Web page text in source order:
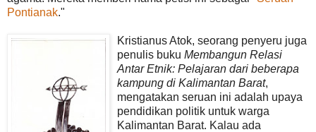
Pontianak."
Kristianus Atok, seorang penyeru juga
penulis buku Membangun Relasi
Antar Etnik: Pelajaran dari beberapa
kampung di Kalimantan Barat,
mengatakan seruan ini adalah upaya
pendidikan politik untuk warga
Kalimantan Barat. Kalau ada